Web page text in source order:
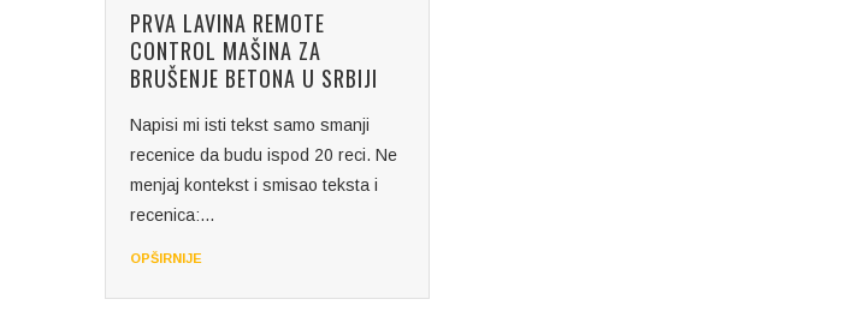
PRVA LAVINA REMOTE
CONTROL MAŠINA ZA
BRUŠENJE BETONA U SRBIJI
Napisi mi isti tekst samo smanji
recenice da budu ispod 20 reci. Ne
menjaj kontekst i smisao teksta i
recenica:...
OPŠIRNIJE